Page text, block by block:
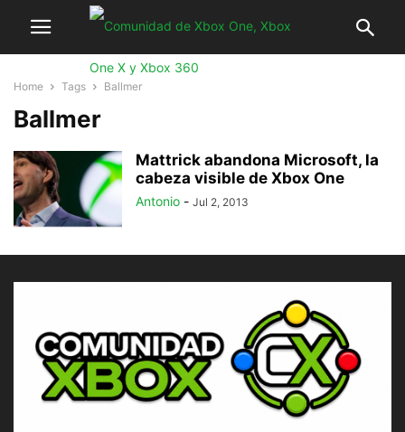
Home Tags Ballmer
Ballmer
Mattrick abandona Microsoft, la
cabeza visible de Xbox One
Antonio - Jul 2, 2013